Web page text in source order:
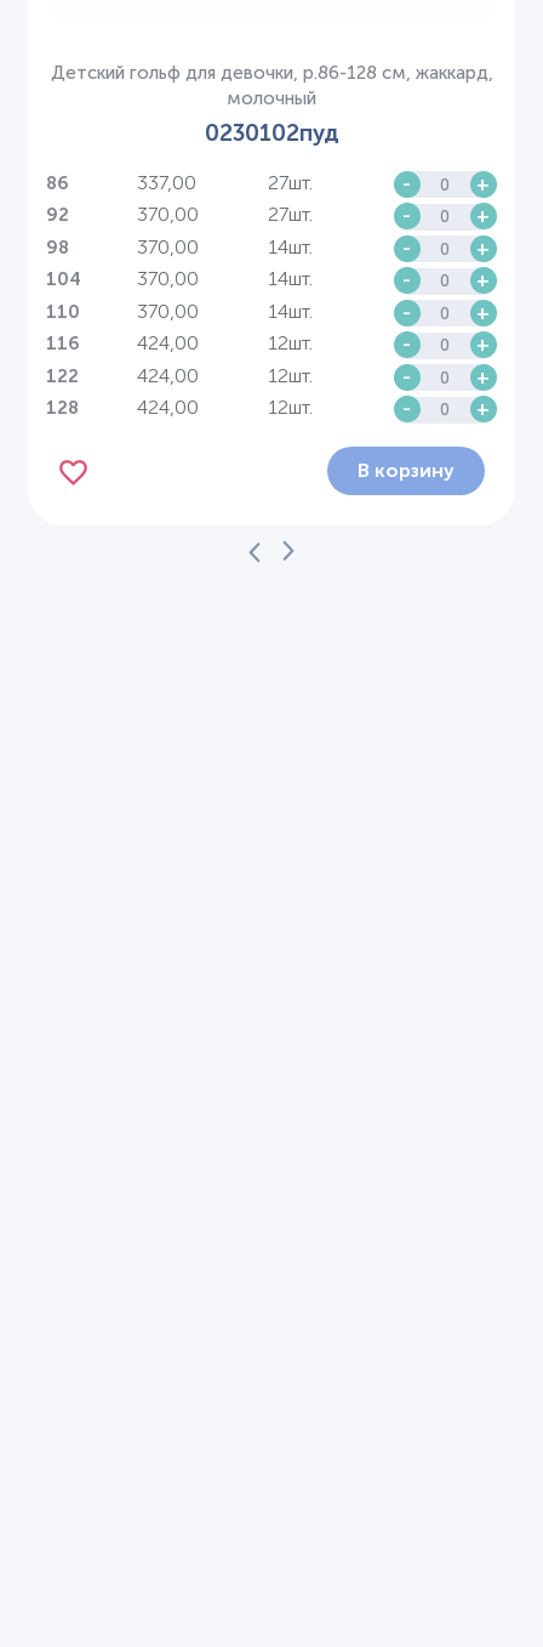
Детский гольф для девочки, р.86-128 см, жаккард,
молочный
0230102пуд
86 337,00 27шт. - +
92 370,00 27шт. - +
98 370,00 14шт. - +
104 370,00 14шт. - +
110 370,00 14шт. - +
116 424,00 12шт. - +
122 424,00 12шт. - +
128 424,00 12шт. - +
В корзину